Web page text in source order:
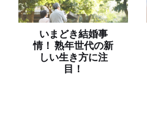
いまどき結婚事
情！ 熟年世代の新
しい生き方に注
目！